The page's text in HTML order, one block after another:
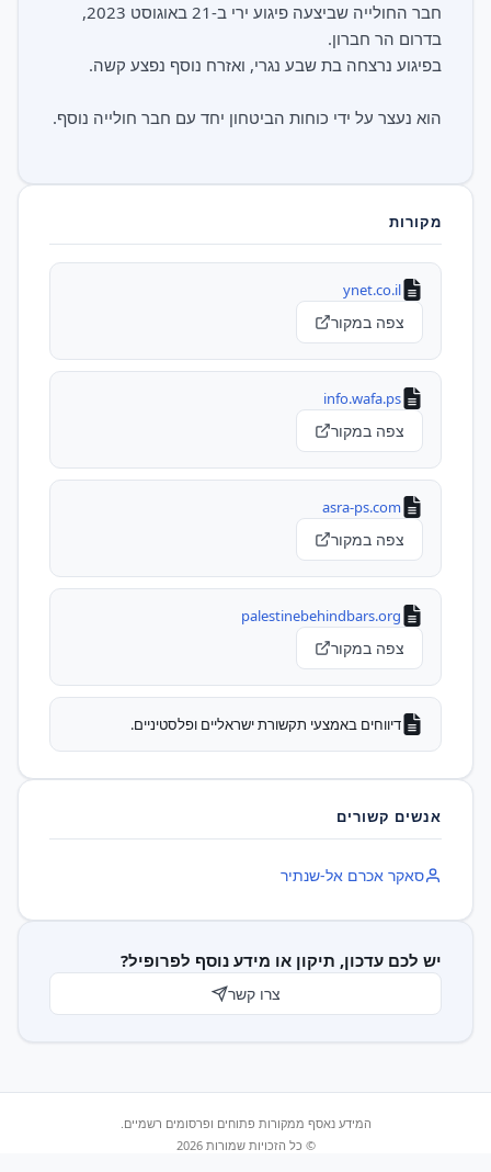
חבר החולייה שביצעה פיגוע ירי ב-21 באוגוסט 2023,
הוא נעצר על ידי כוחות הביטחון יחד עם חבר חולייה נוסף.
מקורות
ynet.co.il
צפה במקור
info.wafa.ps
צפה במקור
asra-ps.com
צפה במקור
palestinebehindbars.org
צפה במקור
דיווחים באמצעי תקשורת ישראליים ופלסטיניים.
אנשים קשורים
סאקר אכרם אל-שנתיר
יש לכם עדכון, תיקון או מידע נוסף לפרופיל?
צרו קשר
המידע נאסף ממקורות פתוחים ופרסומים רשמיים.
© כל הזכויות שמורות 2026